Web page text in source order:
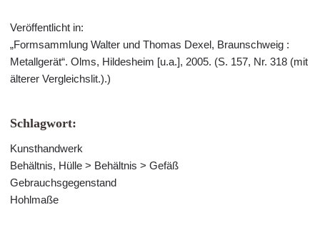
Veröffentlicht in:
„Formsammlung Walter und Thomas Dexel, Braunschweig :
Metallgerät“. Olms, Hildesheim [u.a.], 2005. (S. 157, Nr. 318 (mit
älterer Vergleichslit.).)
Schlagwort:
Kunsthandwerk
Behältnis, Hülle > Behältnis > Gefäß
Gebrauchsgegenstand
Hohlmaße